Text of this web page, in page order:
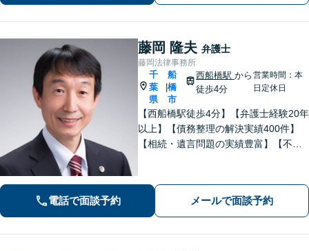
土日相談◎】
藤岡 隆夫 弁護士
藤岡法律事務所
千
葉
県
|
船
橋
市
西船橋駅 から
徒歩4分
営業時間：本
日定休日
【西船橋駅徒歩4分】【弁護士経験20年
以上】【債務整理の解決実績400件】
【相続・遺言問題の実績豊富】【不動
親身にサポートし解決へ。【企業勤め
経験有の弁護士】
電話で面談予約 メールで面談予約